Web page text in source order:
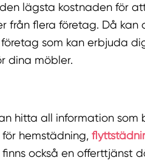
lägsta kostnaden för
från flera företag. Då kan
som kan erbjuda
dina möbler.
hitta all information som
hemstädning,
också en offerttjänst